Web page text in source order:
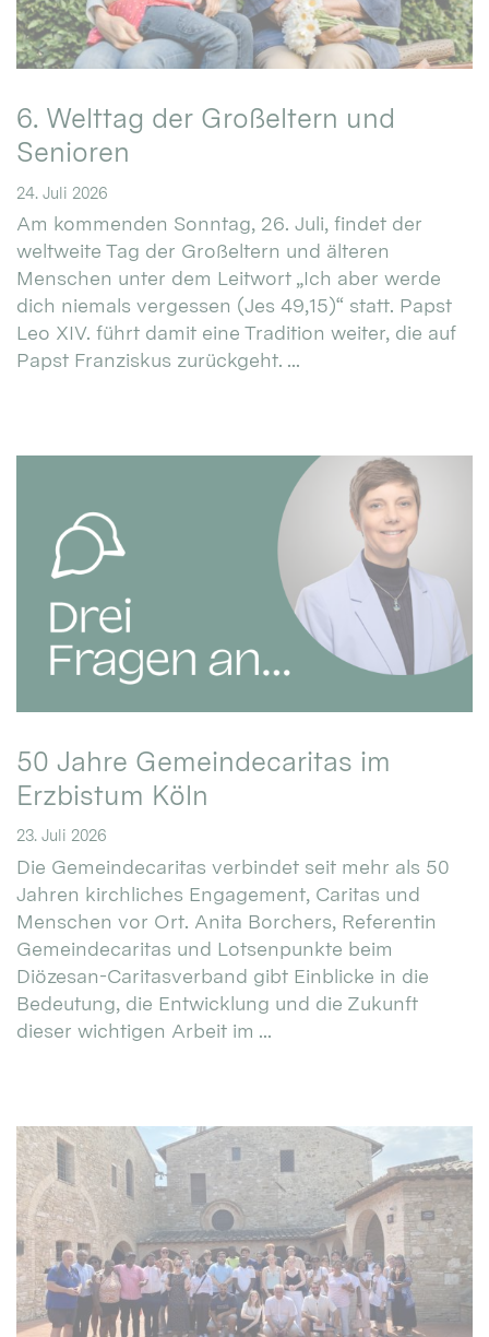
6. Welttag der Großeltern und
Senioren
24. Juli 2026
Am kommenden Sonntag, 26. Juli, findet der
weltweite Tag der Großeltern und älteren
Menschen unter dem Leitwort „Ich aber werde
dich niemals vergessen (Jes 49,15)“ statt. Papst
Leo XIV. führt damit eine Tradition weiter, die auf
Papst Franziskus zurückgeht. ...
50 Jahre Gemeindecaritas im
Erzbistum Köln
23. Juli 2026
Die Gemeindecaritas verbindet seit mehr als 50
Jahren kirchliches Engagement, Caritas und
Menschen vor Ort. Anita Borchers, Referentin
Gemeindecaritas und Lotsenpunkte beim
Diözesan-Caritasverband gibt Einblicke in die
Bedeutung, die Entwicklung und die Zukunft
dieser wichtigen Arbeit im ...